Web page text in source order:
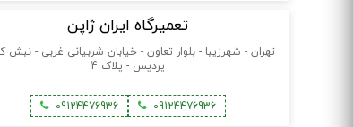
تعمیرگاه ایران ژاپن
تهران - شهرزیبا - بلوار تعاون - خیابان شربیانی غربی - نبش
پردیس - پلاک 4
09124476936
09124476936